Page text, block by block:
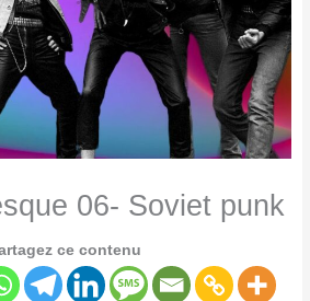
06- Soviet punk
ce contenu